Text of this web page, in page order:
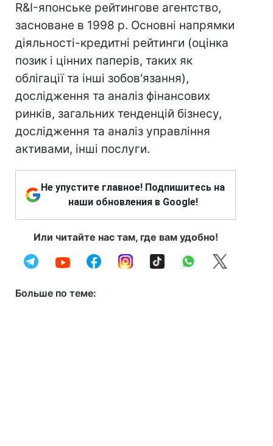
R&I-японське рейтингове агентство,
засноване в 1998 р. Основні напрямки
діяльності-кредитні рейтинги (оцінка
позик і цінних паперів, таких як
облігації та інші зобов'язання),
дослідження та аналіз фінансових
ринків, загальних тенденцій бізнесу,
дослідження та аналіз управління
активами, інші послуги.
Не упустите главное! Подпишитесь на
наши обновления в Google!
Или читайте нас там, где вам удобно!
Больше по теме: